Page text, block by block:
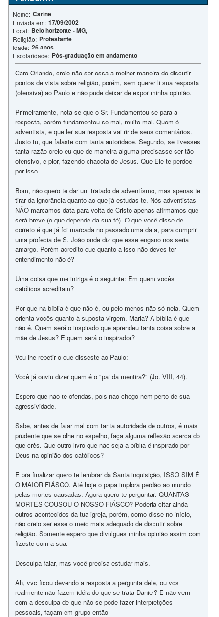
Nome: Carine
Enviada em: 17/09/2002
Local: Belo horizonte - MG,
Religião: Protestante
Idade: 26 anos
Escolaridade: Pós-graduação em andamento
Caro Orlando, creio não ser essa a melhor maneira de discutir
pontos de vista sobre religião, porém, sem querer li sua resposta
(ofensiva) ao Paulo e não pude deixar de expor minha opinião.
Primeiramente, nota-se que o Sr. Fundamentou-se para a
resposta, porém fundamentou-se mal, muito mal. Quem é
adventista, e que ler sua resposta vai rir de seus comentários.
Justo tu, que falaste com tanta autoridade. Segundo, se tivesses
tanta razão creio eu que de maneira alguma precisasse ser tão
ofensivo, e pior, fazendo chacota de Jesus. Que Ele te perdoe
por isso.
Bom, não quero te dar um tratado de adventísmo, mas apenas te
tirar da ignorância quanto ao que já estudas-te. Nós adventistas
NÃO marcamos data para volta de Cristo apenas afirmamos que
será breve (o que depende da sua fé). O que você disse de
correto é que já foi marcada no passado uma data, para cumprir
uma profecia de S. João onde diz que esse engano nos seria
amargo. Porém acredito que quanto a isso não deves ter
entendimento não é?
Uma coisa que me intriga é o seguinte: Em quem vocês
católicos acreditam?
Por que na bíblia é que não é, ou pelo menos não só nela. Quem
orienta vocês quanto à suposta virgem, Maria? A bíblia é que
não é. Quem será o inspirado que aprendeu tanta coisa sobre a
mãe de Jesus? E quem será o inspirador?
Vou lhe repetir o que disseste ao Paulo:
Você já ouviu dizer quem é o "pai da mentira?" (Jo. VIII, 44).
Espero que não te ofendas, pois não chego nem perto de sua
agressividade.
Sabe, antes de falar mal com tanta autoridade de outros, é mais
prudente que se olhe no espelho, faça alguma reflexão acerca do
que crês. Que outro livro que não seja a bíblia é inspirado por
Deus na opinião dos católicos?
E pra finalizar quero te lembrar da Santa inquisição, ISSO SIM É
O MAIOR FIÁSCO. Até hoje o papa implora perdão ao mundo
pelas mortes causadas. Agora quero te perguntar: QUANTAS
MORTES COUSOU O NOSSO FIÁSCO? Poderia citar ainda
outros acontecidos da tua igreja, porém, como disse no início,
não creio ser esse o meio mais adequado de discutir sobre
religião. Somente espero que divulgues minha opinião assim com
fizeste com a sua.
Desculpa falar, mas você precisa estudar mais.
Ah, vvc ficou devendo a resposta a pergunta dele, ou vcs
realmente não fazem idéia do que se trata Daniel? E não vem
com a desculpa de que não se pode fazer interpretções
pessoais, façam em grupo então.